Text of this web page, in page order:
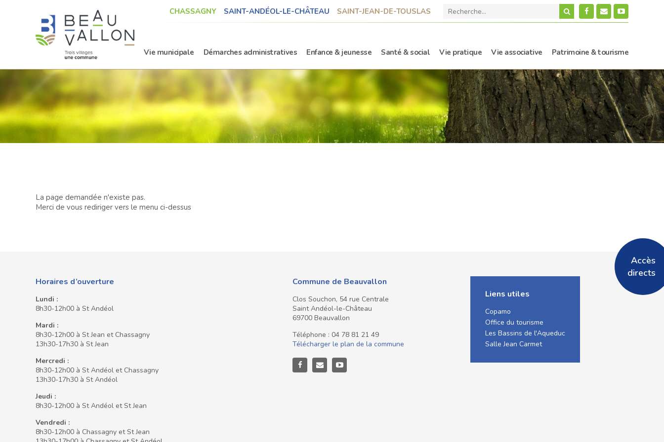
CHASSAGNY SAINT-ANDÉOL-LE-CHÂTEAU SAINT-JEAN-DE-TOUSLAS
Vie municipale Démarches administratives Enfance & jeunesse Santé & social Vie pratique Vie associative Patrimoine & tourisme
Accès
directs
La page demandée n'existe pas.
Merci de vous rediriger vers le menu ci-dessus
Horaires d’ouverture
Lundi :
8h30-12h00 à St Andéol
Mardi :
8h30-12h00 à St Jean et Chassagny
13h30-17h30 à St Jean
Mercredi :
8h30-12h00 à St Andéol et Chassagny
13h30-17h30 à St Andéol
Jeudi :
8h30-12h00 à St Andéol et St Jean
Vendredi :
8h30-12h00 à Chassagny et St Jean
Commune de Beauvallon
Clos Souchon, 54 rue Centrale
Saint Andéol-le-Château
69700 Beauvallon
Téléphone : 04 78 81 21 49
Télécharger le plan de la commune
Liens utiles
Copamo
Office du tourisme
Les Bassins de l'Aqueduc
Salle Jean Carmet